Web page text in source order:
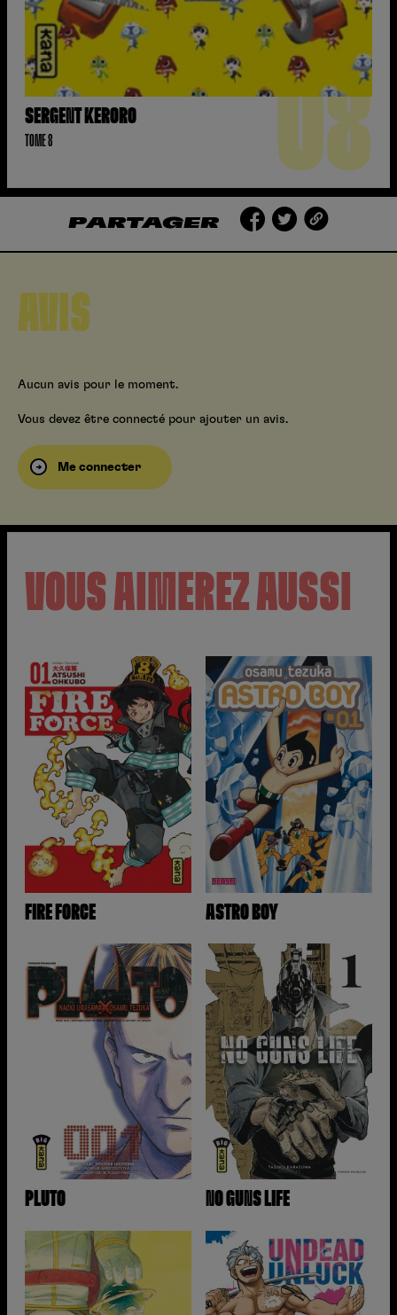
SERGENT KERORO
TOME 8 08
PARTAGER
AVIS
Aucun avis pour le moment.
Vous devez être connecté pour ajouter un avis.
Me connecter
VOUS AIMEREZ AUSSI
FIRE FORCE ASTRO BOY
PLUTO NO GUNS LIFE